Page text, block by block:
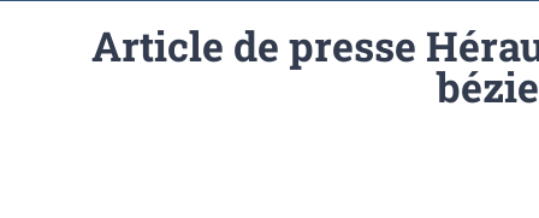
Article de presse